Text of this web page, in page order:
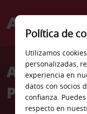
Welcome
AvisAlquiler
Portugal
Política de
Utilizamos
personalizadas,
experiencia en
datos con socios
confianza.
respecto en